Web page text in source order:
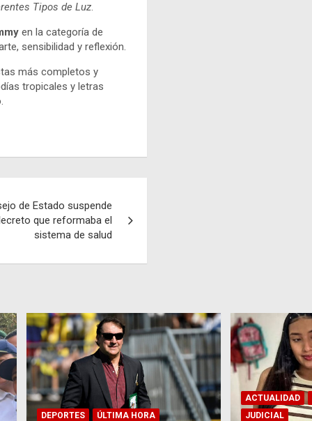
Tipos de Luz.
en la categoría de
sensibilidad y reflexión.
más completos y
tropicales y letras
de Estado suspende
que reformaba el
sistema de salud
DEPORTES ÚLTIMA HORA
ACTUALIDAD
JUDICIAL